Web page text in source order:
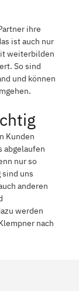
ihre
ist auch nur
weiterbilden
So sind
und können
Kunden
abgelaufen
nur so
uns
anderen
werden
nach